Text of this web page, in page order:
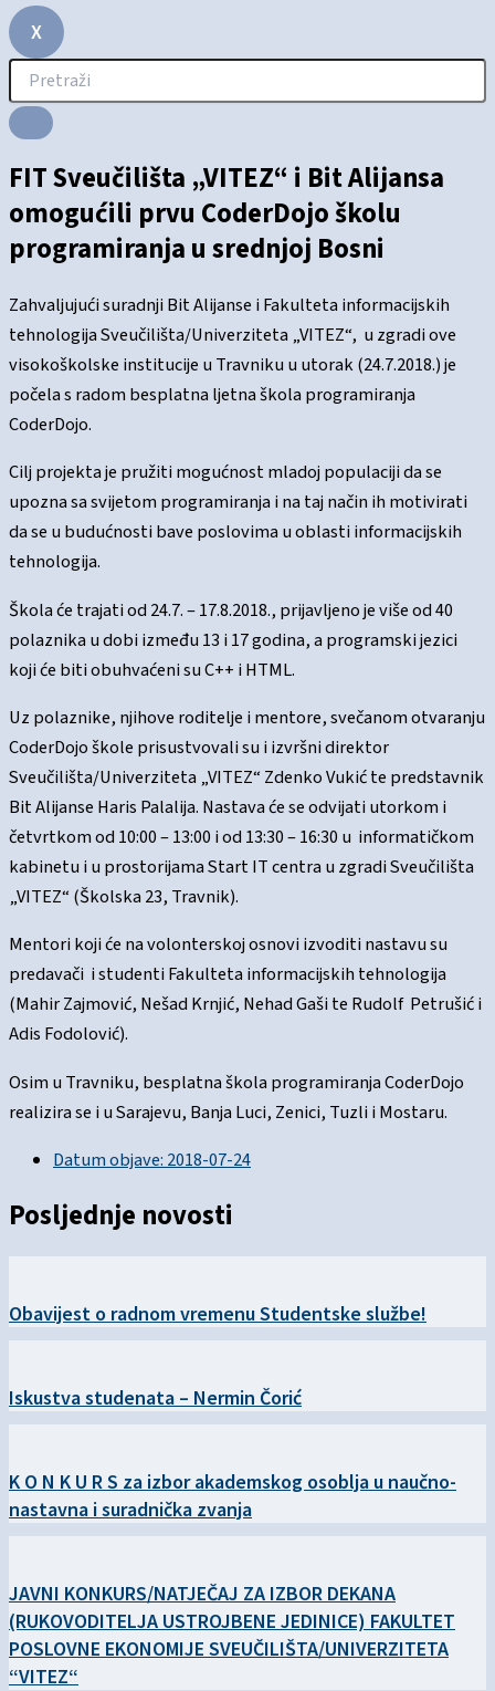
X
FIT Sveučilišta „VITEZ“ i Bit Alijansa
omogućili prvu CoderDojo školu
programiranja u srednjoj Bosni
Zahvaljujući suradnji Bit Alijanse i Fakulteta informacijskih
tehnologija Sveučilišta/Univerziteta „VITEZ“, u zgradi ove
visokoškolske institucije u Travniku u utorak (24.7.2018.) je
počela s radom besplatna ljetna škola programiranja
CoderDojo.
Cilj projekta je pružiti mogućnost mladoj populaciji da se
upozna sa svijetom programiranja i na taj način ih motivirati
da se u budućnosti bave poslovima u oblasti informacijskih
tehnologija.
Škola će trajati od 24.7. – 17.8.2018., prijavljeno je više od 40
polaznika u dobi između 13 i 17 godina, a programski jezici
koji će biti obuhvaćeni su C++ i HTML.
Uz polaznike, njihove roditelje i mentore, svečanom otvaranju
CoderDojo škole prisustvovali su i izvršni direktor
Sveučilišta/Univerziteta „VITEZ“ Zdenko Vukić te predstavnik
Bit Alijanse Haris Palalija. Nastava će se odvijati utorkom i
četvrtkom od 10:00 – 13:00 i od 13:30 – 16:30 u informatičkom
kabinetu i u prostorijama Start IT centra u zgradi Sveučilišta
„VITEZ“ (Školska 23, Travnik).
Mentori koji će na volonterskoj osnovi izvoditi nastavu su
predavači i studenti Fakulteta informacijskih tehnologija
(Mahir Zajmović, Nešad Krnjić, Nehad Gaši te Rudolf Petrušić i
Adis Fodolović).
Osim u Travniku, besplatna škola programiranja CoderDojo
realizira se i u Sarajevu, Banja Luci, Zenici, Tuzli i Mostaru.
Datum objave:2018-07-24
Posljednje novosti
Obavijest o radnom vremenu Studentske službe!
Iskustva studenata – Nermin Čorić
K O N K U R S za izbor akademskog osoblja u naučno-
nastavna i suradnička zvanja
JAVNI KONKURS/NATJEČAJ ZA IZBOR DEKANA
(RUKOVODITELJA USTROJBENE JEDINICE) FAKULTET
POSLOVNE EKONOMIJE SVEUČILIŠTA/UNIVERZITETA
“VITEZ“